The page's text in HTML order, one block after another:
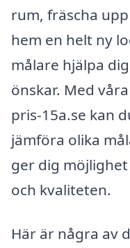
rum, fräscha
hem en helt ny
målare hjälpa
önskar. Med
pris-15a.se kan
jämföra olika
ger dig
och kvaliteten.
Här är några av